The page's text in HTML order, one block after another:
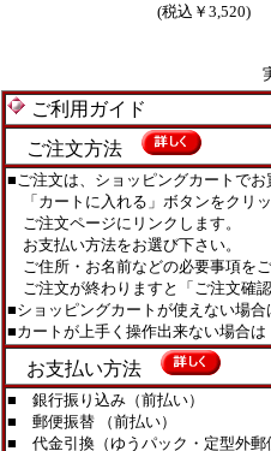
(税込￥3,520)
ご利用ガイド
ご注文方法
■ご注文は、ショッピングカートでお
「カートに入れる」ボタンをクリッ
ご注文ページにリンクします。
お支払い方法をお選び下さい。
ご住所・お名前などの必要事項をご
ご注文が終わりますと「ご注文確認
■ショッピングカートが使えない場合
■カートが上手く操作出来ない場合
お支払い方法
■ 銀行振り込み（前払い）
■ 郵便振替 （前払い）
■ 代金引換（ゆうパック・定型外郵